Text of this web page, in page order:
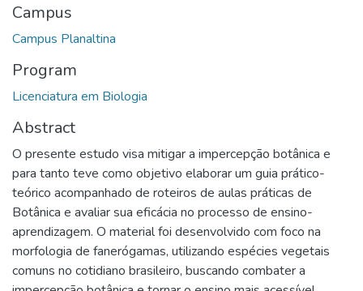
Campus
Campus Planaltina
Program
Licenciatura em Biologia
Abstract
O presente estudo visa mitigar a impercepção botânica e
para tanto teve como objetivo elaborar um guia prático-
teórico acompanhado de roteiros de aulas práticas de
Botânica e avaliar sua eficácia no processo de ensino-
aprendizagem. O material foi desenvolvido com foco na
morfologia de fanerógamas, utilizando espécies vegetais
comuns no cotidiano brasileiro, buscando combater a